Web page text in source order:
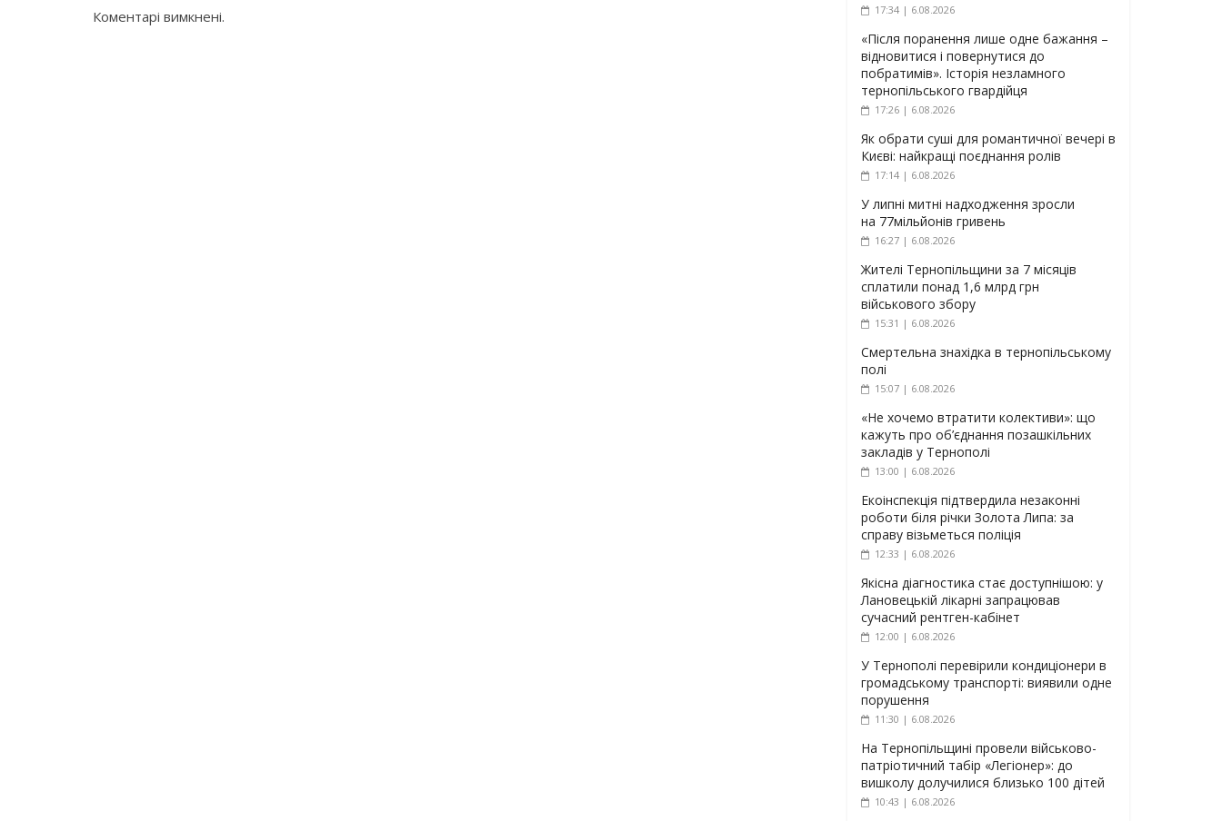
Коментарі вимкнені. 17:34 | 6.08.2026
«Після поранення лише одне бажання –
відновитися і повернутися до
побратимів». Історія незламного
тернопільського гвардійця
17:26 | 6.08.2026
Як обрати суші для романтичної вечері в
Києві: найкращі поєднання ролів
17:14 | 6.08.2026
У липні митні надходження зросли
на 77мільйонів гривень
16:27 | 6.08.2026
Жителі Тернопільщини за 7 місяців
сплатили понад 1,6 млрд грн
військового збору
15:31 | 6.08.2026
Смертельна знахідка в тернопільському
полі
15:07 | 6.08.2026
«Не хочемо втратити колективи»: що
кажуть про об’єднання позашкільних
закладів у Тернополі
13:00 | 6.08.2026
Екоінспекція підтвердила незаконні
роботи біля річки Золота Липа: за
справу візьметься поліція
12:33 | 6.08.2026
Якісна діагностика стає доступнішою: у
Лановецькій лікарні запрацював
сучасний рентген-кабінет
12:00 | 6.08.2026
У Тернополі перевірили кондиціонери в
громадському транспорті: виявили одне
порушення
11:30 | 6.08.2026
На Тернопільщині провели військово-
патріотичний табір «Легіонер»: до
вишколу долучилися близько 100 дітей
10:43 | 6.08.2026